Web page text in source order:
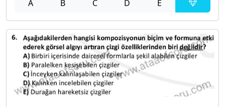
A B C D E